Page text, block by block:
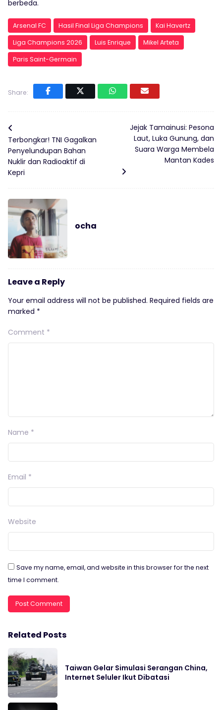
berbeda.
Arsenal FC Hasil Final Liga Champions
Kai Havertz
Liga Champions 2026
Luis Enrique
Mikel Arteta
Paris Saint-Germain
Share:
Terbongkar! TNI Gagalkan
Penyelundupan Bahan
Nuklir dan Radioaktif di
Kepri
Jejak Tamainusi: Pesona
Laut, Luka Gunung, dan
Suara Warga Membela
Mantan Kades
ocha
Leave a Reply
Your email address will not be published. Required fields are
marked *
Comment *
Name *
Email *
Website
Save my name, email, and website in this browser for the next
time I comment.
Related Posts
Taiwan Gelar Simulasi Serangan China,
Internet Seluler Ikut Dibatasi